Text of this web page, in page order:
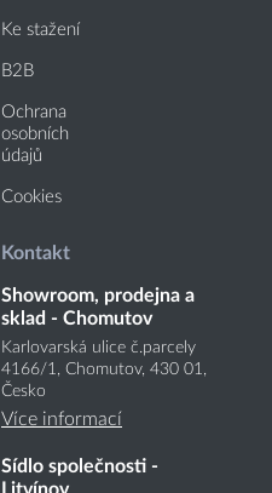
Ke stažení
B2B
Ochrana
osobních
údajů
Cookies
Kontakt
Showroom, prodejna a
sklad - Chomutov
Karlovarská ulice č.parcely
4166/1, Chomutov, 430 01,
Česko
Více informací
Sídlo společnosti -